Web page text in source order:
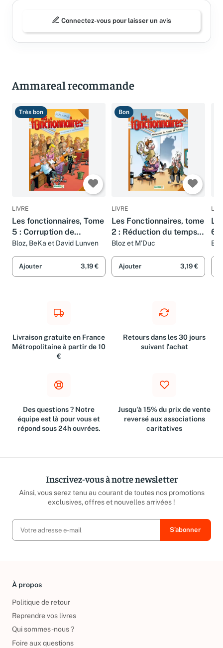
Connectez-vous pour laisser un avis
Ammareal recommande
Très bon
LIVRE
Les fonctionnaires, Tome
5 : Corruption de
fonctionnaires
Bloz, BeKa et David Lunven
Ajouter 3,19 €
Bon
LIVRE
Les Fonctionnaires, tome
2 : Réduction du temps
de travail
Bloz et M'Duc
Ajouter 3,19 €
6 :
Livraison gratuite en France
Métropolitaine à partir de 10
€
Retours dans les 30 jours
suivant l'achat
Des questions ? Notre
équipe est là pour vous et
répond sous 24h ouvrées.
Jusqu'à 15% du prix de vente
reversé aux associations
caritatives
Inscrivez-vous à notre newsletter
Ainsi, vous serez tenu au courant de toutes nos promotions
exclusives, offres et nouvelles arrivées !
À propos
Politique de retour
Reprendre vos livres
Qui sommes-nous ?
Foire aux questions